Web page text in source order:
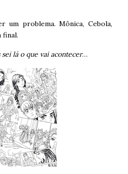
um problema. Mônica, Cebola,
final.
lá o que vai acontecer…